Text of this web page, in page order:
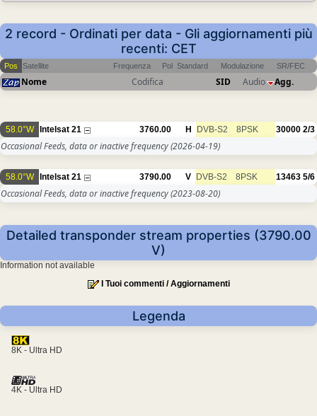
2 record - Ordinati per data - Gli aggiornamenti più
recenti: CET
Pos Satellite Frequenza Pol Standard Modulazione SR/FEC
Nome Codifica SID Audio Agg.
58.0°W Intelsat 21 3760.00 H DVB-S2 8PSK 30000 2/3
Occasional Feeds, data or inactive frequency(2026-04-19)
58.0°W Intelsat 21 3790.00 V DVB-S2 8PSK 13463 5/6
Occasional Feeds, data or inactive frequency(2023-08-20)
Detailed transponder stream properties (3790.00
V)
Information not available
I Tuoi commenti / Aggiornamenti
Legenda
8K - Ultra HD
4K - Ultra HD